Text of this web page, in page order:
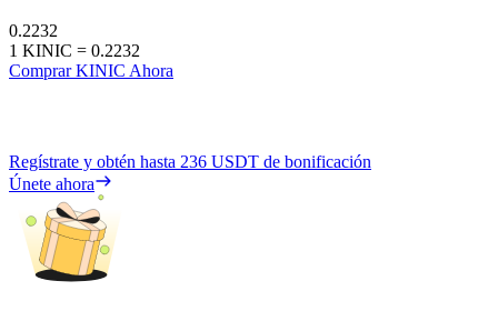
0.2232
1 KINIC = 0.2232
Comprar KINIC Ahora
Regístrate y obtén hasta 236 USDT de bonificación
Únete ahora